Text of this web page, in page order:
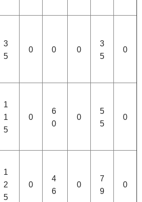
3
5
0 0 0
3
5
0
1
1
5
0
6
0
0
5
5
0
1
2
5
0
4
6
0
7
9
0